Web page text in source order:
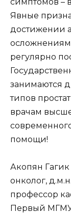
Явные
достижении
регулярно
занимаются
типов
врачам
помощи!
Акопян
онколог,
профессор
Первый